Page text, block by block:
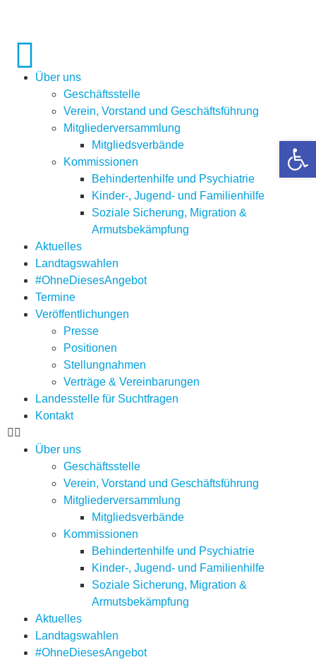
Über uns
Geschäftsstelle
Verein, Vorstand und Geschäftsführung
Mitgliederversammlung
Mitgliedsverbände
Kommissionen
Behindertenhilfe und Psychiatrie
Kinder-, Jugend- und Familienhilfe
Soziale Sicherung, Migration &
Armutsbekämpfung
Aktuelles
Landtagswahlen
#OhneDiesesAngebot
Termine
Veröffentlichungen
Presse
Positionen
Stellungnahmen
Verträge & Vereinbarungen
Landesstelle für Suchtfragen
Kontakt
Über uns
Geschäftsstelle
Verein, Vorstand und Geschäftsführung
Mitgliederversammlung
Mitgliedsverbände
Kommissionen
Behindertenhilfe und Psychiatrie
Kinder-, Jugend- und Familienhilfe
Soziale Sicherung, Migration &
Armutsbekämpfung
Aktuelles
Landtagswahlen
#OhneDiesesAngebot